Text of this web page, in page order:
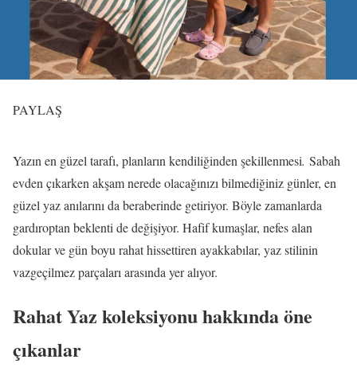
PAYLAŞ
Yazın en güzel tarafı, planların kendiliğinden şekillenmesi. Sabah
evden çıkarken akşam nerede olacağınızı bilmediğiniz günler, en
güzel yaz anılarını da beraberinde getiriyor. Böyle zamanlarda
gardıroptan beklenti de değişiyor. Hafif kumaşlar, nefes alan
dokular ve gün boyu rahat hissettiren ayakkabılar, yaz stilinin
vazgeçilmez parçaları arasında yer alıyor.
Rahat Yaz koleksiyonu hakkında öne
çıkanlar